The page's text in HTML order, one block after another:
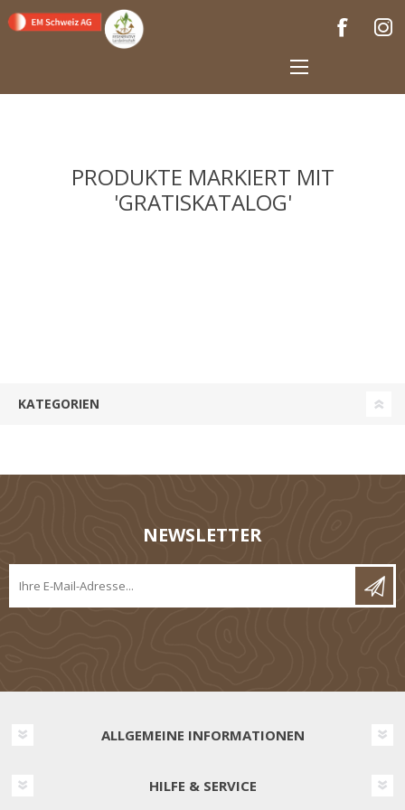
PRODUKTE MARKIERT MIT
'GRATISKATALOG'
KATEGORIEN
NEWSLETTER
ALLGEMEINE INFORMATIONEN
HILFE & SERVICE